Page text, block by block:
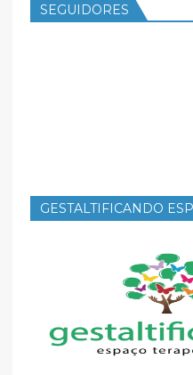
SEGUIDORES
GESTALTIFICANDO